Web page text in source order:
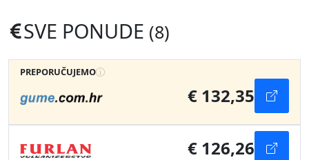
SVE PONUDE (8)
PREPORUČUJEMO
€ 132,35
€ 126,26